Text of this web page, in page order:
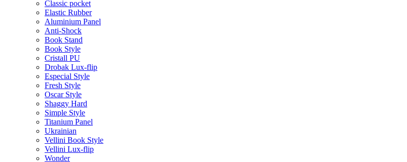
Classic pocket
Elastic Rubber
Aluminium Panel
Anti-Shock
Book Stand
Book Style
Cristall PU
Drobak Lux-flip
Especial Style
Fresh Style
Oscar Style
Shaggy Hard
Simple Style
Titanium Panel
Ukrainian
Vellini Book Style
Vellini Lux-flip
Wonder